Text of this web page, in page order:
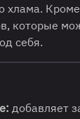
хлама.
которые
себя.
добавляет